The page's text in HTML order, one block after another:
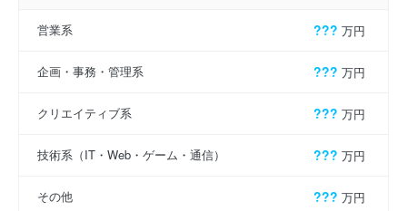
営業系 ??? 万円
企画・事務・管理系 ??? 万円
クリエイティブ系 ??? 万円
技術系（IT・Web・ゲーム・通信） ??? 万円
その他 ??? 万円